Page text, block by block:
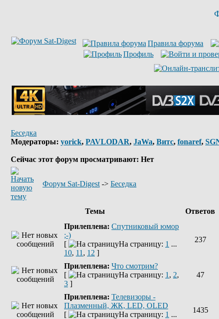
Правила форума
Профиль
Беседка
Модераторы: yorick, PAVLODAR, JaWa, Витс, fonaref,
Сейчас этот форум просматривают: Нет
Форум Sat-Digest -> Беседка
Темы
Ответов
Прилеплена: Спутниковый юмор
;-)
[
На страницу: 1 ...
10, 11 , 12 ]
237
Прилеплена: Что смотрим?
[
На страницу: 1 , 2,
3 ]
47
Прилеплена: Телевизоры -
Плазменный, ЖК, LED, OLED
[
На страницу: 1 ...
1435